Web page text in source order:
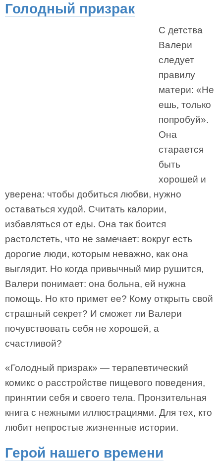
Голодный призрак
С детства
Валери
следует
правилу
матери: «Не
ешь, только
попробуй».
Она
старается
быть
хорошей и
уверена: чтобы добиться любви, нужно
оставаться худой. Считать калории,
избавляться от еды. Она так боится
растолстеть, что не замечает: вокруг есть
дорогие люди, которым неважно, как она
выглядит. Но когда привычный мир рушится,
Валери понимает: она больна, ей нужна
помощь. Но кто примет ее? Кому открыть свой
страшный секрет? И сможет ли Валери
почувствовать себя не хорошей, а
счастливой?
«Голодный призрак» — терапевтический
комикс о расстройстве пищевого поведения,
принятии себя и своего тела. Пронзительная
книга с нежными иллюстрациями. Для тех, кто
любит непростые жизненные истории.
Герой нашего времени